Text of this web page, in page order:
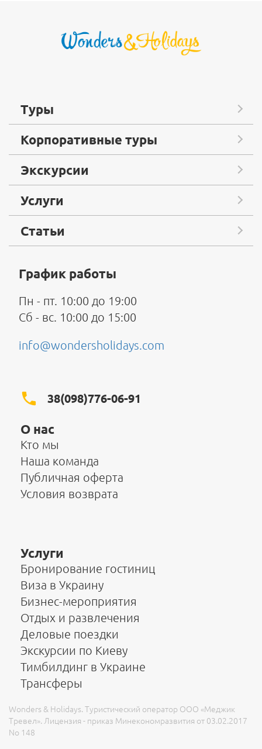
Туры
Корпоративные туры
Экскурсии
Услуги
Статьи
График работы
Пн - пт. 10:00 до 19:00
Сб - вс. 10:00 до 15:00
info@wondersholidays.com
38(098)776-06-91
О нас
Кто мы
Наша команда
Публичная оферта
Условия возврата
Услуги
Бронирование гостиниц
Виза в Украину
Бизнес-мероприятия
Отдых и развлечения
Деловые поездки
Экскурсии по Киеву
Тимбилдинг в Украине
Трансферы
Wonders & Holidays. Туристический оператор ООО «Меджик
Тревел». Лицензия - приказ Минекономразвития от 03.02.2017
No 148